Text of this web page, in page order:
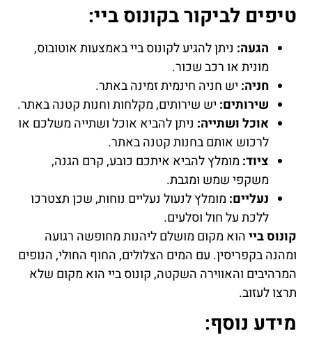
טיפים לביקור בקונוס ביי:
הגעה: ניתן להגיע לקונוס ביי באמצעות אוטובוס,
מונית או רכב שכור.
חניה: יש חניה חינמית זמינה באתר.
שירותים: יש שירותים, מקלחות וחנות קטנה באתר.
אוכל ושתייה: ניתן להביא אוכל ושתייה משלכם או
לרכוש אותם בחנות קטנה באתר.
ציוד: מומלץ להביא איתכם כובע, קרם הגנה,
משקפי שמש ומגבת.
נעליים: מומלץ לנעול נעליים נוחות, שכן תצטרכו
ללכת על חול וסלעים.
קונוס בייהוא מקום מושלם ליהנות מחופשה רגועה
ומהנה בקפריסין. עם המים הצלולים, החוף החולי, הנופים
המרהיבים והאווירה השקטה, קונוס ביי הוא מקום שלא
תרצו לעזוב.
מידע נוסף: